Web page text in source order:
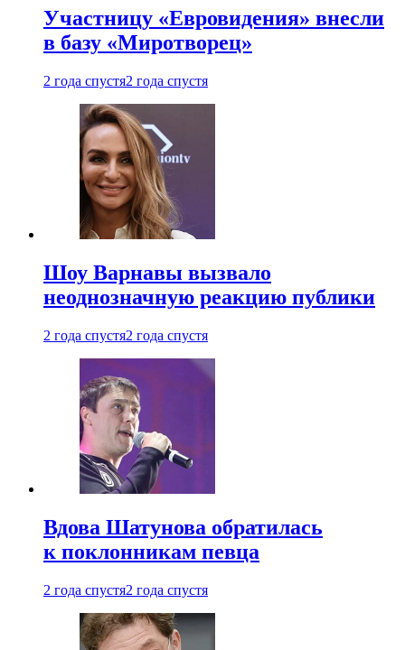
Участницу «Евровидения» внесли
в базу «Миротворец»
2 года спустя2 года спустя
Шоу Варнавы вызвало
неоднозначную реакцию публики
2 года спустя2 года спустя
Вдова Шатунова обратилась
к поклонникам певца
2 года спустя2 года спустя